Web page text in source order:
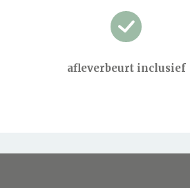
afleverbeurt inclusief